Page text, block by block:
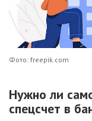
Фото: freepik.com
Нужно ли
спецсчет в